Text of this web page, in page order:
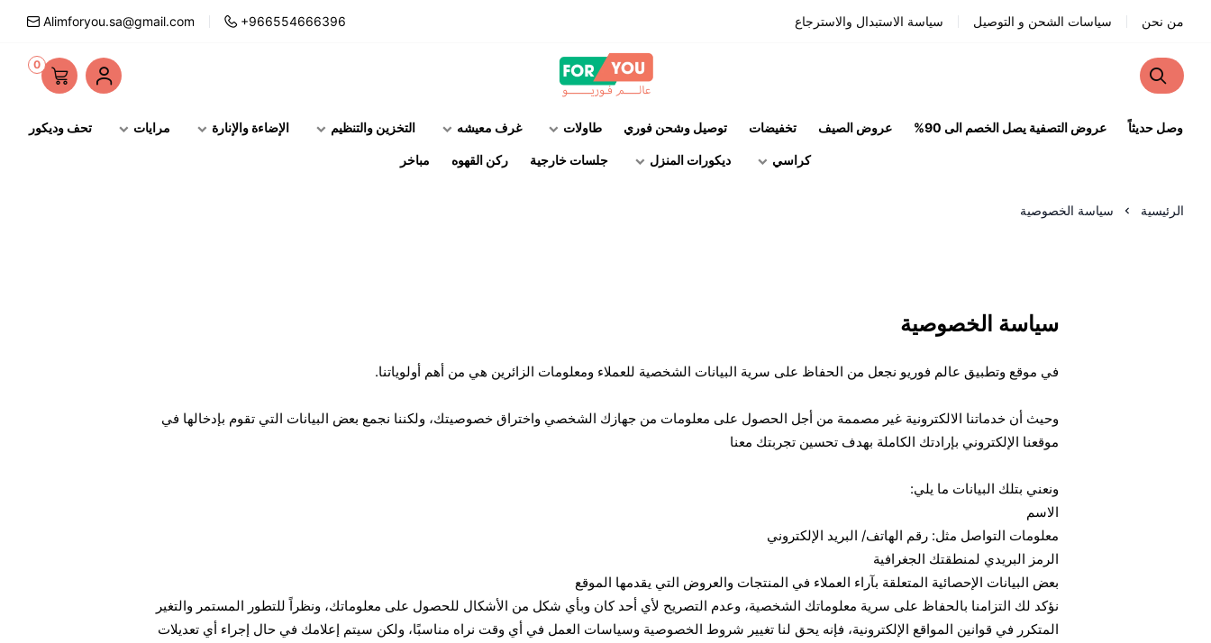
من نحن سياسات الشحن و التوصيل سياسة الاستبدال والاسترجاع +966554666396
Alimforyou.sa@gmail.com
عالم فوريو
0
وصل حديثاً عروض التصفية يصل الخصم الى 90% عروض الصيف تخفيضات توصيل وشحن فوري طاولات غرف معيشه التخزين والتنظيم الإضاءة والإنارة مرايات تحف وديكور
كراسي ديكورات المنزل جلسات خارجية ركن القهوه مباخر
الرئيسية سياسة الخصوصية
سياسة الخصوصية
في موقع وتطبيق عالم فوريو نجعل من الحفاظ على سرية البيانات الشخصية للعملاء ومعلومات الزائرين هي من أهم أولوياتنا.
وحيث أن خدماتنا الالكترونية غير مصممة من أجل الحصول على معلومات من جهازك الشخصي واختراق خصوصيتك، ولكننا نجمع بعض البيانات التي تقوم بإدخالها في
موقعنا الإلكتروني بإرادتك الكاملة بهدف تحسين تجربتك معنا
ونعني بتلك البيانات ما يلي:
الاسم
معلومات التواصل مثل: رقم الهاتف/ البريد الإلكتروني
الرمز البريدي لمنطقتك الجغرافية
بعض البيانات الإحصائية المتعلقة بآراء العملاء في المنتجات والعروض التي يقدمها الموقع
نؤكد لك التزامنا بالحفاظ على سرية معلوماتك الشخصية، وعدم التصريح لأي أحد كان وبأي شكل من الأشكال للحصول على معلوماتك، ونظراً للتطور المستمر والتغير
المتكرر في قوانين المواقع الإلكترونية، فإنه يحق لنا تغيير شروط الخصوصية وسياسات العمل في أي وقت نراه مناسبًا، ولكن سيتم إعلامك في حال إجراء أي تعديلات